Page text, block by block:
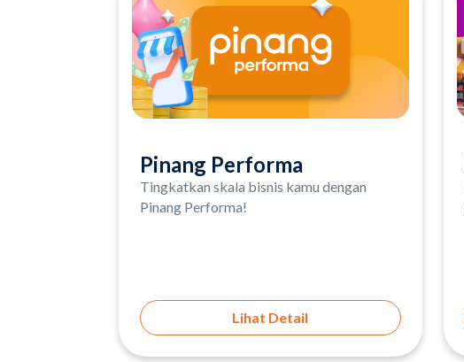
Pinang Performa
Tingkatkan skala bisnis kamu dengan
Pinang Performa!
Lihat Detail